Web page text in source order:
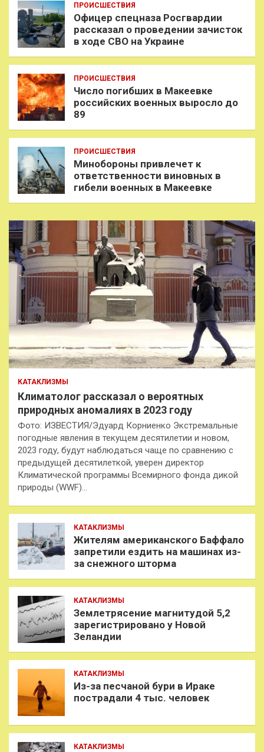
ПРОИСШЕСТВИЯ
Офицер спецназа Росгвардии
рассказал о проведении зачисток
в ходе СВО на Украине
ПРОИСШЕСТВИЯ
Число погибших в Макеевке
российских военных выросло до
89
ПРОИСШЕСТВИЯ
Минобороны привлечет к
ответственности виновных в
гибели военных в Макеевке
КАТАКЛИЗМЫ
Климатолог рассказал о вероятных
природных аномалиях в 2023 году
Фото: ИЗВЕСТИЯ/Эдуард Корниенко Экстремальные
погодные явления в текущем десятилетии и новом,
2023 году, будут наблюдаться чаще по сравнению с
предыдущей десятилеткой, уверен директор
Климатической программы Всемирного фонда дикой
природы (WWF)…
КАТАКЛИЗМЫ
Жителям американского Баффало
запретили ездить на машинах из-
за снежного шторма
КАТАКЛИЗМЫ
Землетрясение магнитудой 5,2
зарегистрировано у Новой
Зеландии
КАТАКЛИЗМЫ
Из-за песчаной бури в Ираке
пострадали 4 тыс. человек
КАТАКЛИЗМЫ